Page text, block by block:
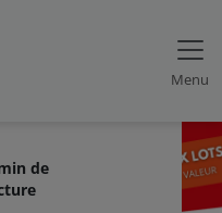
Menu
de